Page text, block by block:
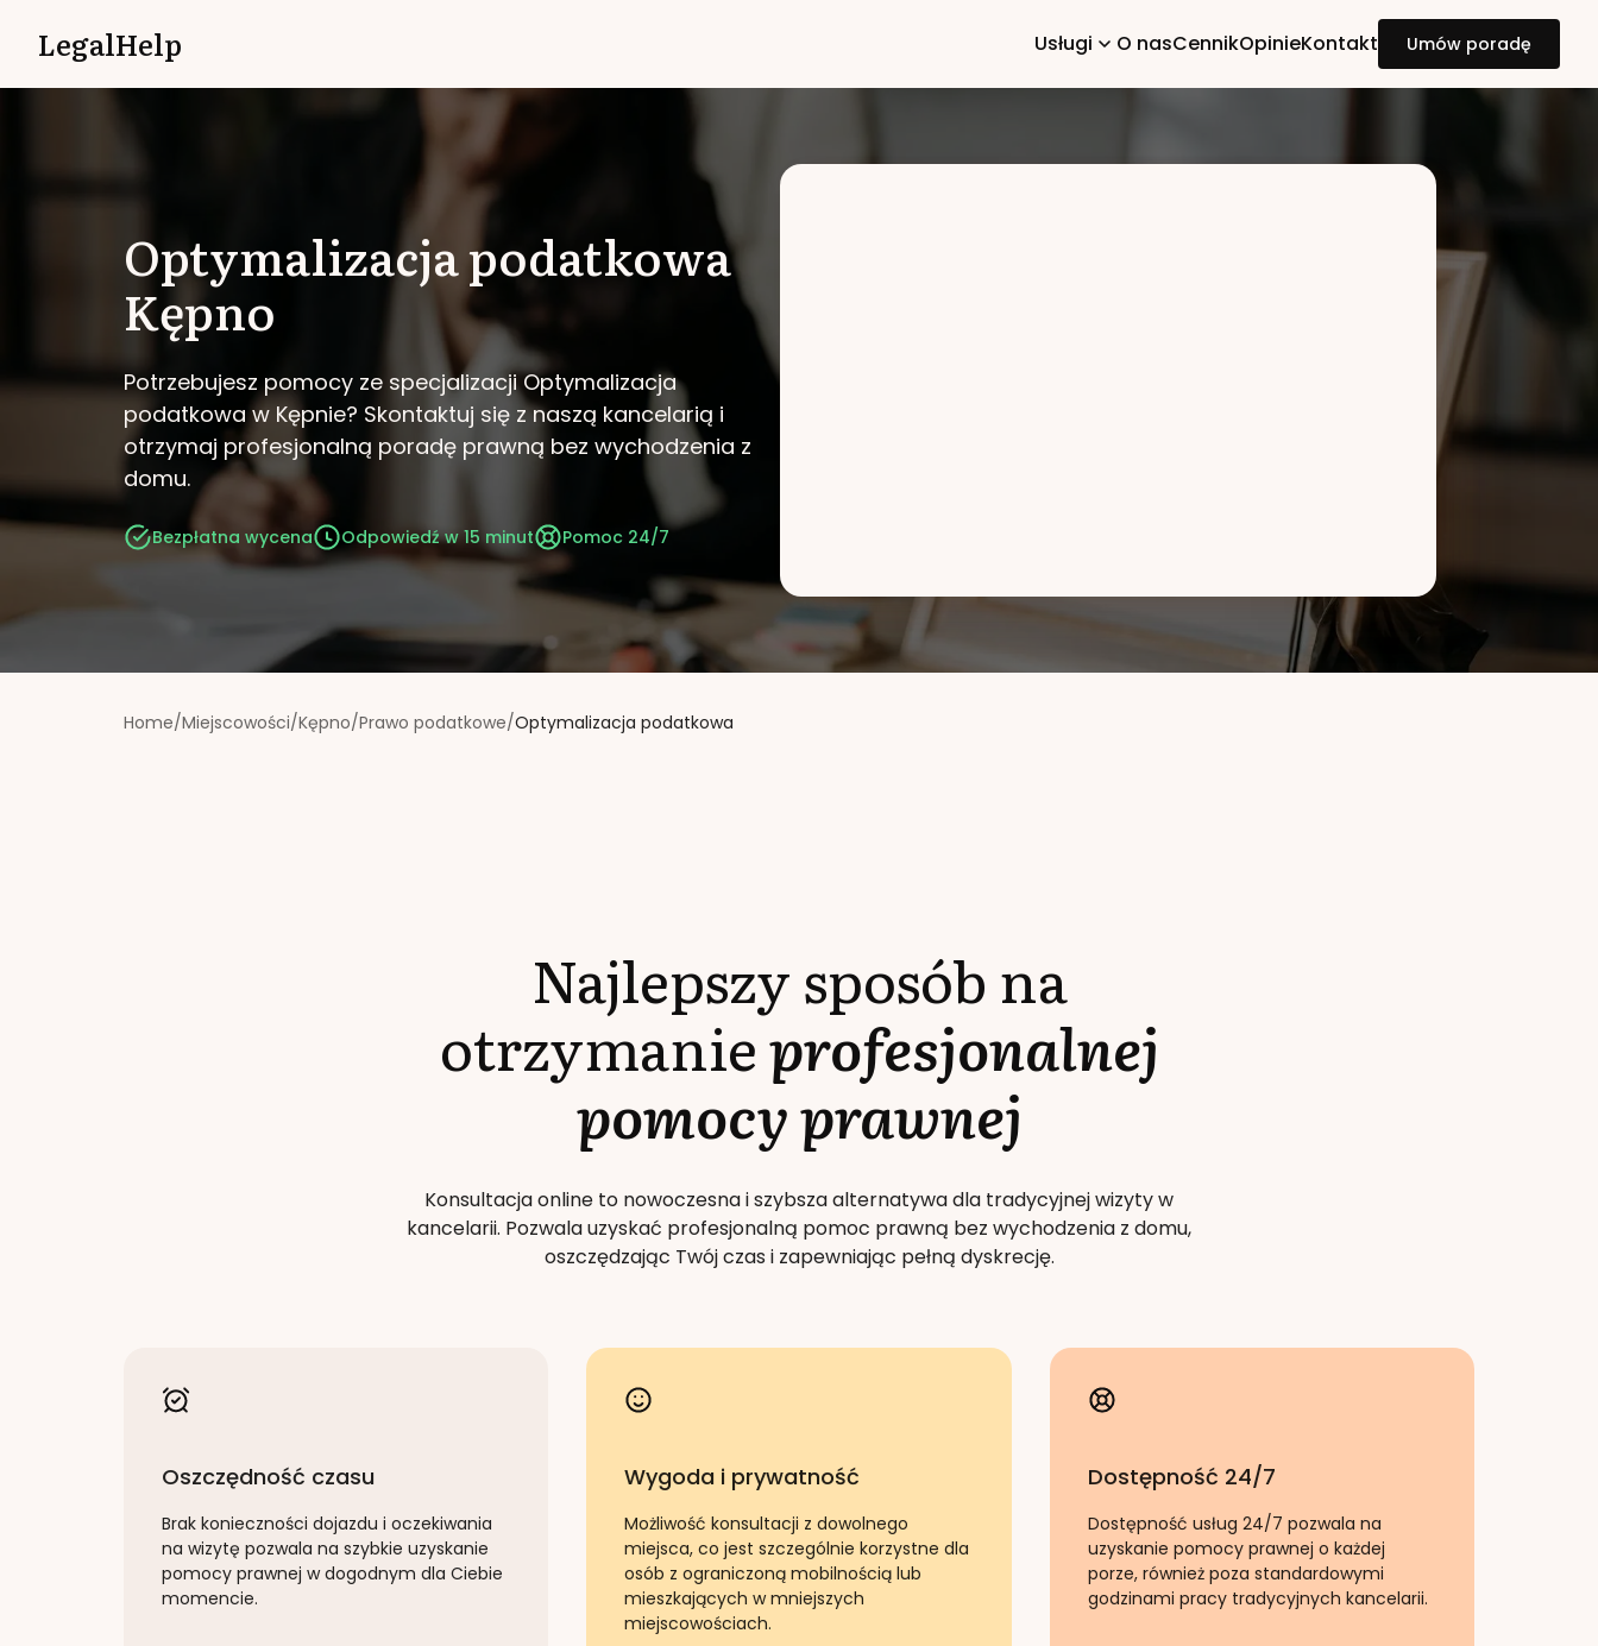
LegalHelp Usługi O nasCennikOpinieKontakt Umów poradę
Optymalizacja podatkowa
Kępno
Potrzebujesz pomocy ze specjalizacji Optymalizacja
podatkowa w Kępnie? Skontaktuj się z naszą kancelarią i
otrzymaj profesjonalną poradę prawną bez wychodzenia z
domu.
Bezpłatna wycena Odpowiedź w 15 minut Pomoc 24/7
Home/Miejscowości/Kępno/Prawo podatkowe/Optymalizacja podatkowa
Najlepszy sposób na
otrzymanieprofesjonalnej
pomocy prawnej
Konsultacja online to nowoczesna i szybsza alternatywa dla tradycyjnej wizyty w
kancelarii. Pozwala uzyskać profesjonalną pomoc prawną bez wychodzenia z domu,
oszczędzając Twój czas i zapewniając pełną dyskrecję.
Oszczędność czasu
Brak konieczności dojazdu i oczekiwania
na wizytę pozwala na szybkie uzyskanie
pomocy prawnej w dogodnym dla Ciebie
momencie.
Wygoda i prywatność
Możliwość konsultacji z dowolnego
miejsca, co jest szczególnie korzystne dla
osób z ograniczoną mobilnością lub
mieszkających w mniejszych
miejscowościach.
Dostępność 24/7
Dostępność usług 24/7 pozwala na
uzyskanie pomocy prawnej o każdej
porze, również poza standardowymi
godzinami pracy tradycyjnych kancelarii.